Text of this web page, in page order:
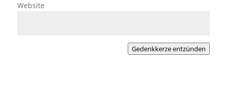
Website
Gedenkkerze entzünden